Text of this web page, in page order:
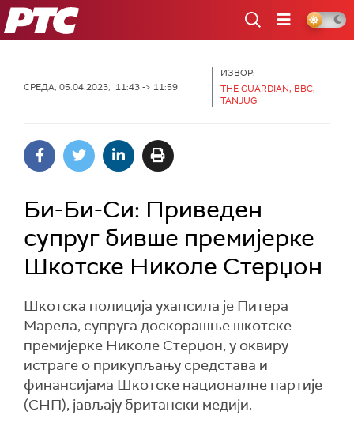
РТС
СРЕДА, 05.04.2023, 11:43 -> 11:59
ИЗВОР:
THE GUARDIAN, BBC,
TANJUG
Би-Би-Си: Приведен
супруг бивше премијерке
Шкотске Николе Стерџон
Шкотска полиција ухапсила је Питера
Марела, супруга доскорашње шкотске
премијерке Николе Стерџон, у оквиру
истраге о прикупљању средстава и
финансијама Шкотске националне партије
(СНП), јављају британски медији.